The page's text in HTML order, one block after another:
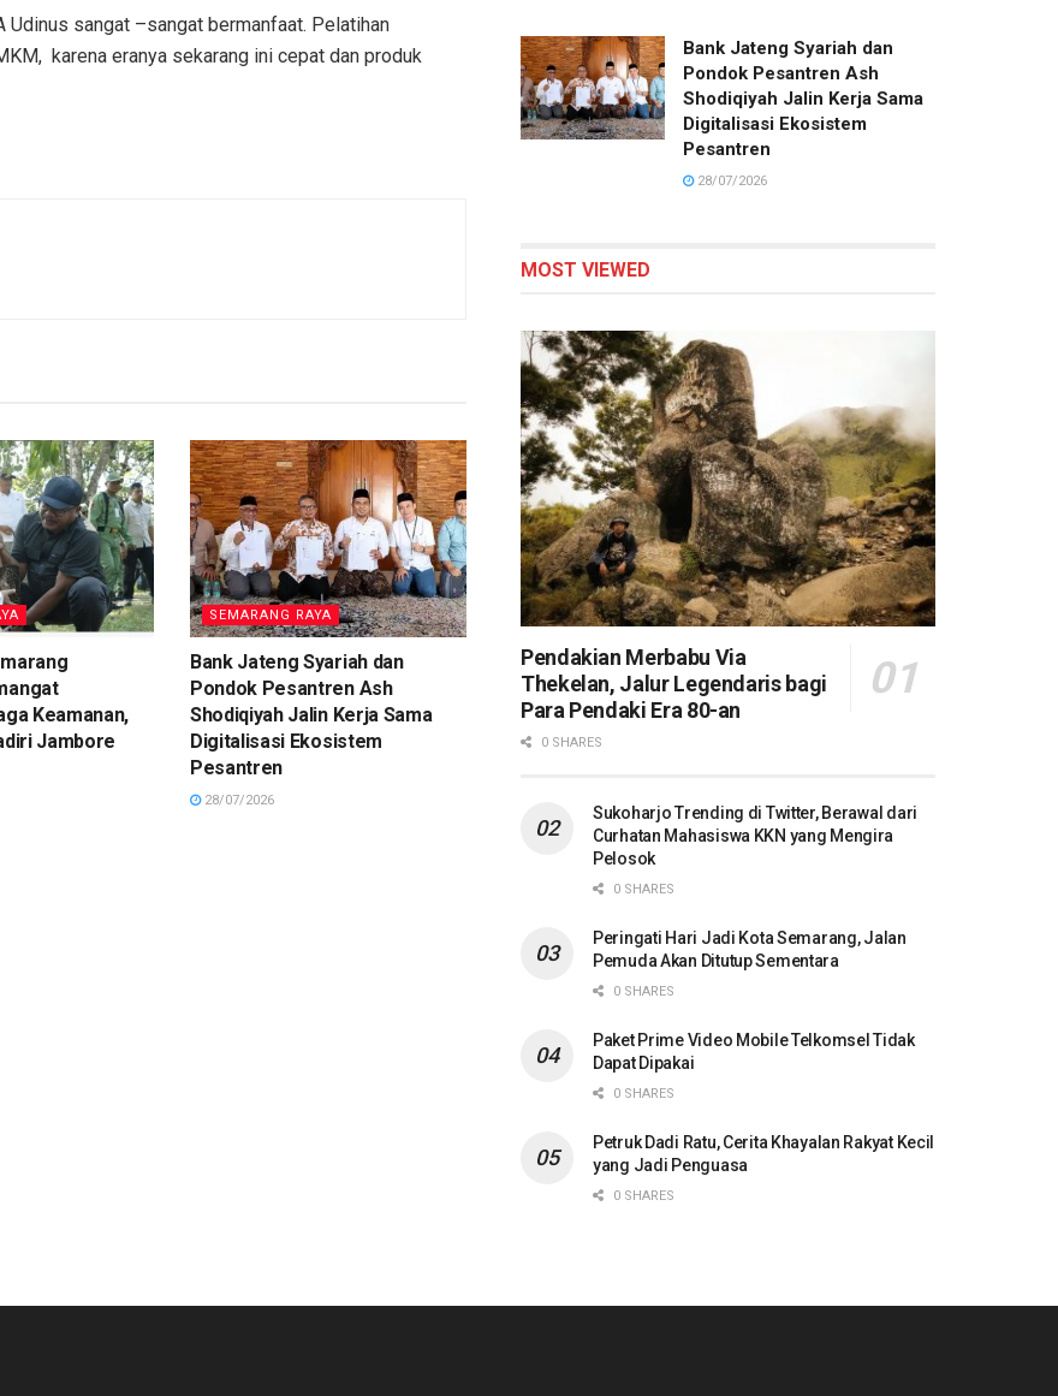
Udinus sangat –sangat bermanfaat. Pelatihan
karena eranya sekarang ini cepat dan produk
Keamanan,
Jambore
SEMARANG RAYA
Bank Jateng Syariah dan
Pondok Pesantren Ash
Shodiqiyah Jalin Kerja Sama
Digitalisasi Ekosistem
Pesantren
28/07/2026
Bank Jateng Syariah dan
Pondok Pesantren Ash
Shodiqiyah Jalin Kerja Sama
Digitalisasi Ekosistem
Pesantren
28/07/2026
MOST VIEWED
Pendakian Merbabu Via
Thekelan, Jalur Legendaris bagi
Para Pendaki Era 80-an
0 SHARES
Sukoharjo Trending di Twitter, Berawal dari
Curhatan Mahasiswa KKN yang Mengira
Pelosok
0 SHARES
Peringati Hari Jadi Kota Semarang, Jalan
Pemuda Akan Ditutup Sementara
0 SHARES
Paket Prime Video Mobile Telkomsel Tidak
Dapat Dipakai
0 SHARES
Petruk Dadi Ratu, Cerita Khayalan Rakyat Kecil
yang Jadi Penguasa
0 SHARES